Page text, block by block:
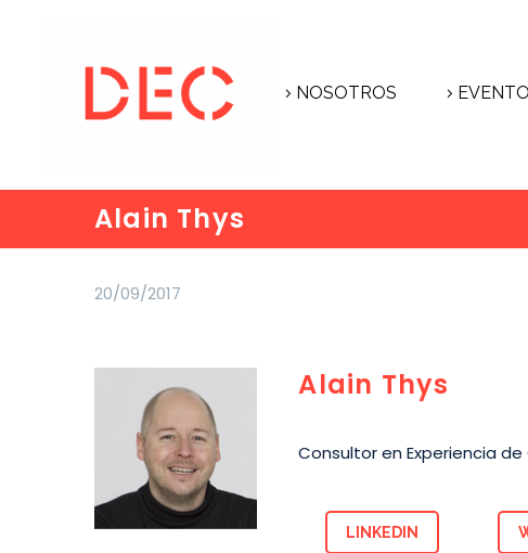
NOSOTROS
Alain Thys
20/09/2017
Alain Thys
Consultor en Experiencia
LINKEDIN